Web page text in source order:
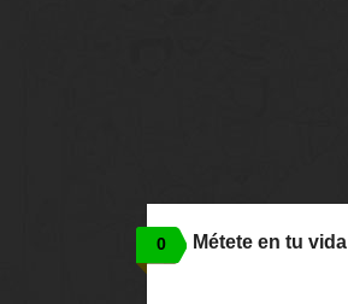
0 Métete en tu vida